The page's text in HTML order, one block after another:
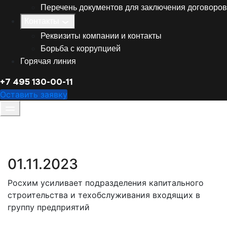
Перечень документов для заключения договоров
Реквизиты компании и контакты
Борьба с коррупцией
Горячая линия
+7 495 130-00-11
Оставить заявку
01.11.2023
Росхим усиливает подразделения капитального
строительства и техобслуживания входящих в
группу предприятий